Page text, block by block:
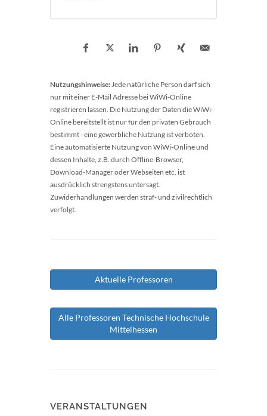
Nutzungshinweise:Jede natürliche Person darf sich
nur mit einer E-Mail Adresse bei WiWi-Online
registrieren lassen. Die Nutzung der Daten die WiWi-
Online bereitstellt ist nur für den privaten Gebrauch
bestimmt - eine gewerbliche Nutzung ist verboten.
Eine automatisierte Nutzung von WiWi-Online und
dessen Inhalte, z.B. durch Offline-Browser,
Download-Manager oder Webseiten etc. ist
ausdrücklich strengstens untersagt.
Zuwiderhandlungen werden straf- und zivilrechtlich
verfolgt.
Aktuelle Professoren
Alle Professoren Technische Hochschule
Mittelhessen
VERANSTALTUNGEN